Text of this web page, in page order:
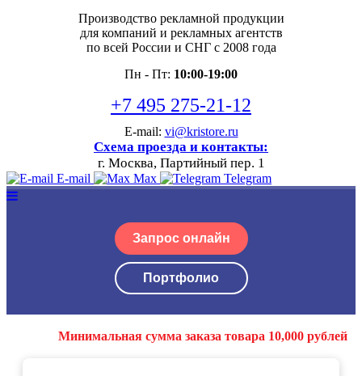
Производство рекламной продукции
для компаний и рекламных агентств
по всей России и СНГ с 2008 года
Пн - Пт: 10:00-19:00
+7 495 275-21-12
E-mail: vi@kristore.ru
Схема проезда и контакты:
г. Москва, Партийный пер. 1
E-mail Max Telegram
Запрос онлайн
Портфолио
Минимальная сумма заказа товара 10,000 рублей